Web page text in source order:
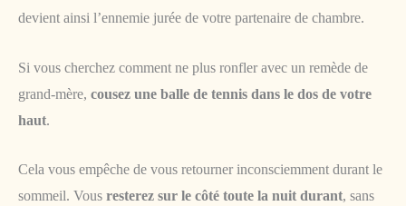
devient ainsi l’ennemie jurée de votre partenaire de chambre.
Si vous cherchez comment ne plus ronfler avec un remède de
grand-mère, cousez une balle de tennis dans le dos de votre
haut.
Cela vous empêche de vous retourner inconsciemment durant le
sommeil. Vous resterez sur le côté toute la nuit durant, sans